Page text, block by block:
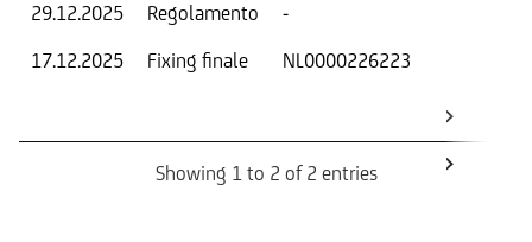
29.12.2025 Regolamento -
17.12.2025
Fixing finale NL0000226223
Showing 1 to 2 of 2 entries